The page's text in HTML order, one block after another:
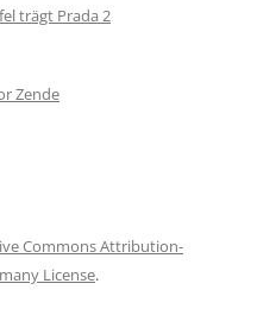
trägt Prada 2
Zende
Commons Attribution-
License.